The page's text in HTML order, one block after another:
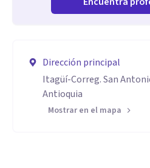
Dirección principal
Itagüí-Correg. San
Antioquia
Mostrar en el mapa